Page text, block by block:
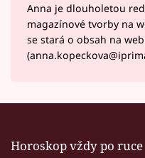
Anna je dlouholetou
magazínové tvorby na
se stará o obsah na
Horoskop vždy po ruce